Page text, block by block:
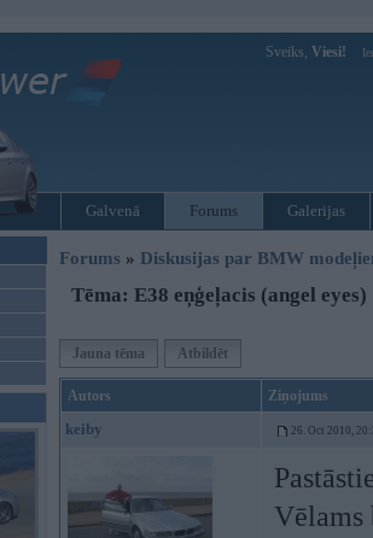
Sveiks, Viesi!
Galvenā Forums Galerijas
Forums » Diskusijas par BMW
Tēma: E38 eņģeļacis (angel eyes)
Jauna tēma Atbildēt
Autors Ziņojums
keiby 26. Oct 2010,
Vēlams